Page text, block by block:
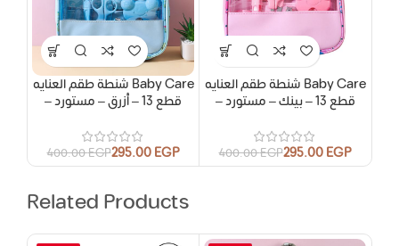
شنطة طقم العنايه Baby Care
– قطع 13 – أزرق – مستورد
400.00EGP295.00EGP
شنطة طقم العنايه Baby Care
– قطع 13 – بينك – مستورد
400.00EGP295.00EGP
Related Products